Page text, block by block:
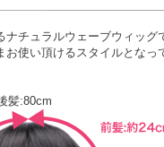
チュラルウェーブウィッグ
使い頂けるスタイルとなっ
髪:80cm